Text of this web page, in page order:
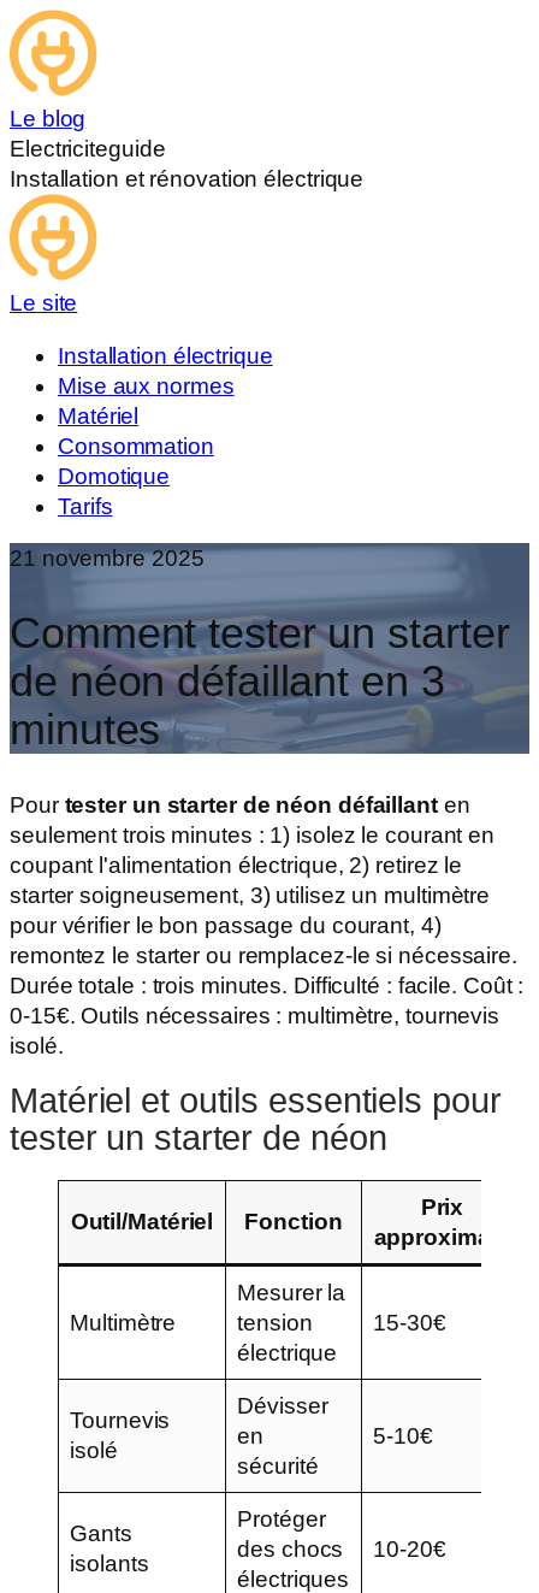
Le blog
Electriciteguide
Installation et rénovation électrique
Le site
Installation électrique
Mise aux normes
Matériel
Consommation
Domotique
Tarifs
21 novembre 2025
Comment tester un starter
de néon défaillant en 3
minutes
Pour tester un starter de néon défaillanten
seulement trois minutes : 1) isolez le courant en
coupant l'alimentation électrique, 2) retirez le
starter soigneusement, 3) utilisez un multimètre
pour vérifier le bon passage du courant, 4)
remontez le starter ou remplacez-le si nécessaire.
Durée totale : trois minutes. Difficulté : facile. Coût :
0-15€. Outils nécessaires : multimètre, tournevis
isolé.
Matériel et outils essentiels pour
tester un starter de néon
Outil/Matériel Fonction
Prix
approximatif
Multimètre
Mesurer la
tension
électrique
15-30€
Tournevis
isolé
Dévisser
en
sécurité
5-10€
Gants
isolants
Protéger
des chocs
électriques
10-20€